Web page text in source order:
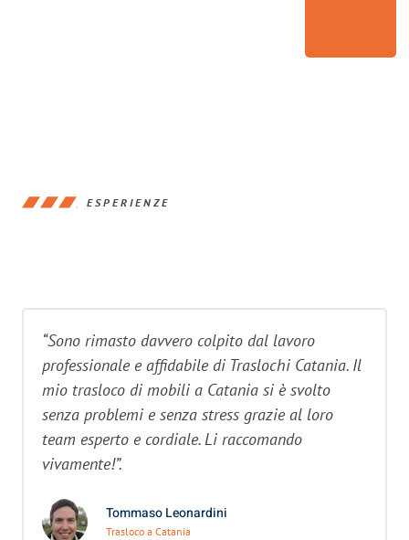
ESPERIENZE
“Sono rimasto davvero colpito dal lavoro
professionale e affidabile di Traslochi Catania. Il
mio trasloco di mobili a Catania si è svolto
senza problemi e senza stress grazie al loro
team esperto e cordiale. Li raccomando
vivamente!”.
Tommaso Leonardini
Trasloco a Catania